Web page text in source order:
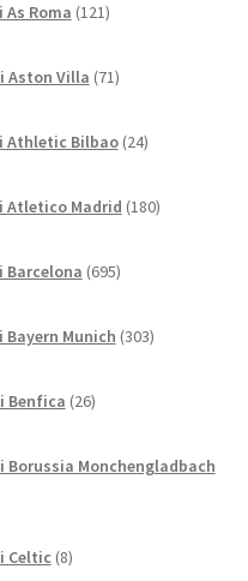
Roma 121izdelkov
Aston Villa 71izdelkov
Athletic Bilbao 24izdelkov
Atletico Madrid 180izdelkov
Barcelona 695izdelkov
Munich 303izdelki
Benfica 26izdelkov
Borussia Monchengladbach
Celtic 8izdelkov